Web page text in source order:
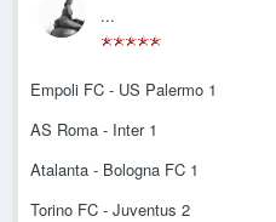
...
Empoli FC - US Palermo 1
AS Roma - Inter 1
Atalanta - Bologna FC 1
Torino FC - Juventus 2